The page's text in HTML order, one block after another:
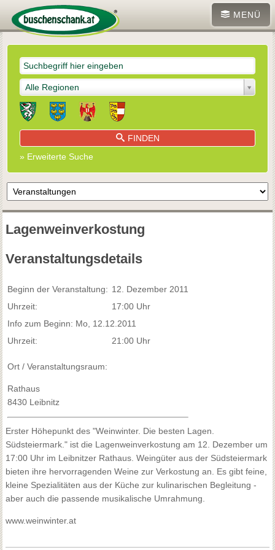
MENÜ
Alle Regionen
FINDEN
» Erweiterte Suche
Lagenweinverkostung
Veranstaltungsdetails
Beginn der Veranstaltung: 12. Dezember 2011
Uhrzeit:
17:00 Uhr
Info zum Beginn: Mo, 12.12.2011
Uhrzeit:
21:00 Uhr
Ort / Veranstaltungsraum:
Rathaus
8430 Leibnitz
Erster Höhepunkt des "Weinwinter. Die besten Lagen.
Südsteiermark." ist die Lagenweinverkostung am 12. Dezember um
17:00 Uhr im Leibnitzer Rathaus. Weingüter aus der Südsteiermark
bieten ihre hervorragenden Weine zur Verkostung an. Es gibt feine,
kleine Spezialitäten aus der Küche zur kulinarischen Begleitung -
aber auch die passende musikalische Umrahmung.
www.weinwinter.at